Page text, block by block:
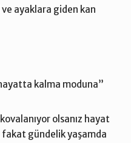
ve ayaklara giden kan
kalma moduna”
olsanız hayat
gündelik yaşamda